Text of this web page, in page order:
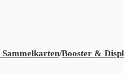
Sammelkarten/Booster &